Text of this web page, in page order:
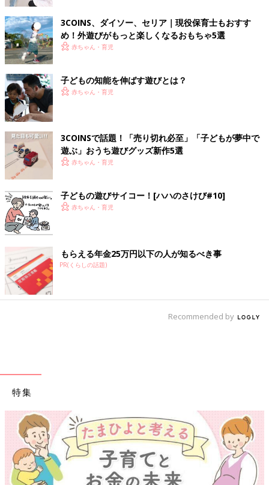
3COINS、ダイソー、セリア｜現役保育士もおすす
め！外遊びがもっと楽しくなるおもちゃ5選
赤ちゃん・育児
子どもの知能を伸ばす遊びとは？
赤ちゃん・育児
3COINSで話題！「売り切れ必至」「子どもが夢中で
遊ぶ」おうち遊びグッズ新作5選
赤ちゃん・育児
子どもの遊びサイコー！[ハハのさけび#10]
赤ちゃん・育児
もらえる年金25万円以下の人が知るべき事
PR(くらしの話題)
Recommended by
特集